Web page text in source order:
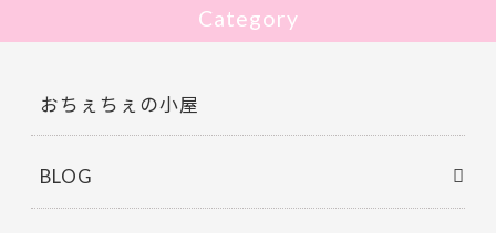
Category
おちぇちぇの小屋
BLOG